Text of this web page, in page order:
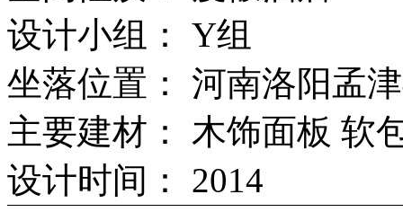
设计小组： Y组
坐落位置： 河南洛阳孟
主要建材： 木饰面板 软
设计时间： 2014